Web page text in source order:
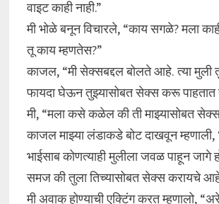
वाइट काही नाही.”
मी भोळे बनून विचारले, “काय सगळे? मला
तू काय म्हणतेस?”
काजल, “मी सेक्सबद्दल बोलते आहे. त्या मुली
फायदा घेऊन तुझ्यासोबत सेक्स करू पाहतात
मी, “मला कसे कळेल की ती माझ्यासोबत
काजल माझ्या लंडाकडे बोट दाखवून म्हणाली,
भाईसाब कोणत्याही मुलीला जवळ पाहून जागे
समज की तुला तिच्यासोबत सेक्स करायचे
मी अवाक्‌ होण्याची एक्टिंग करत म्हणालो,